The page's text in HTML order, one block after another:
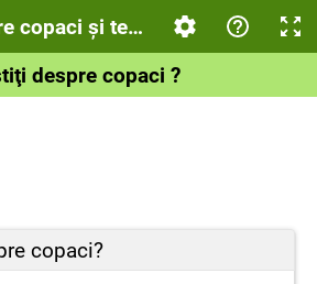
copaci şi temperatura
despre copaci ?
copaci?